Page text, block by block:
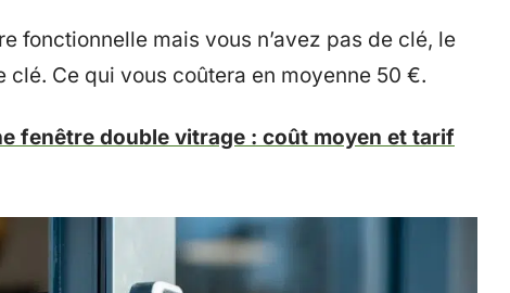
fonctionnelle mais vous n’avez pas de clé, le
Ce qui vous coûtera en moyenne 50 €.
fenêtre double vitrage : coût moyen et tarif